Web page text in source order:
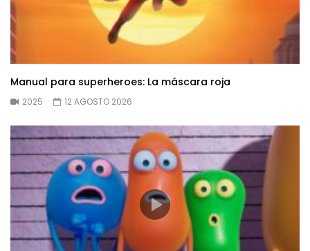
Manual para superheroes: La máscara roja
2025 12 AGOSTO 2026